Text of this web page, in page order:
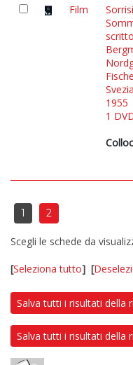
Film
1955
1
1 2
Scegli le schede da
[Seleziona tutto] [
Salva tutti i risultati della
Salva tutti i risultati della